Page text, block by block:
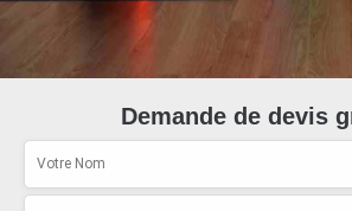
Demande de devis